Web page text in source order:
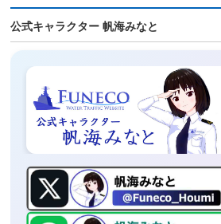
公式キャラクター 帆海みなと